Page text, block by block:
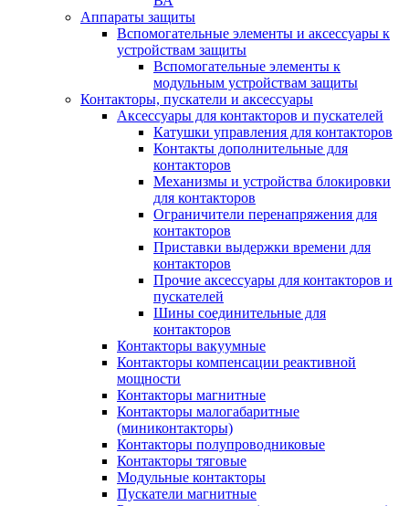
Аппараты защиты
Вспомогательные элементы и аксессуары к
устройствам защиты
Вспомогательные элементы к
модульным устройствам защиты
Контакторы, пускатели и аксессуары
Аксессуары для контакторов и пускателей
Катушки управления для контакторов
Контакты дополнительные для
контакторов
Механизмы и устройства блокировки
для контакторов
Ограничители перенапряжения для
контакторов
Приставки выдержки времени для
контакторов
Прочие аксессуары для контакторов и
пускателей
Шины соединительные для
контакторов
Контакторы вакуумные
Контакторы компенсации реактивной
мощности
Контакторы магнитные
Контакторы малогабаритные
(миниконтакторы)
Контакторы полупроводниковые
Контакторы тяговые
Модульные контакторы
Пускатели магнитные